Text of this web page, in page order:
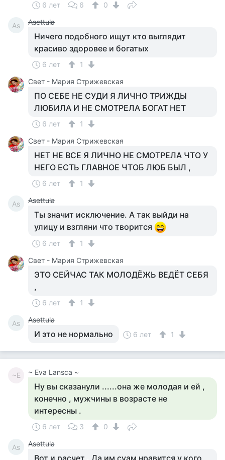
6 лет 6 0
As Asettula
Ничего подобного ищут кто выглядит
красиво здоровее и богатых
6 лет
1
Свет - Мария Стрижевская
ПО СЕБЕ НЕ СУДИ Я ЛИЧНО ТРИЖДЫ
ЛЮБИЛА И НЕ СМОТРЕЛА БОГАТ НЕТ
6 лет
1
Свет - Мария Стрижевская
НЕТ НЕ ВСЕ Я ЛИЧНО НЕ СМОТРЕЛА ЧТО У
НЕГО ЕСТЬ ГЛАВНОЕ ЧТОБ ЛЮБ БЫЛ ,
6 лет 1
As Asettula
Ты значит исключение. А так выйди на
улицу и взгляни что творится
6 лет
1
Свет - Мария Стрижевская
ЭТО СЕЙЧАС ТАК МОЛОДЁЖЬ ВЕДЁТ СЕБЯ
,
6 лет 1
As Asettula
И это не нормально 6 лет 1
~E ~ Eva Lansca ~
Ну вы сказанули ......она же молодая и ей ,
конечно , мужчины в возрасте не
интересны .
6 лет 3 0
As Asettula
Вот и расчет . Да им суам нравится у кого